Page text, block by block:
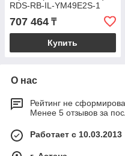
RDS-RB-IL-YM49E2S-1
707 464 ₸
Купить
О нас
Рейтинг не
Менее 5 отзывов за
Работает с 10.03.2013